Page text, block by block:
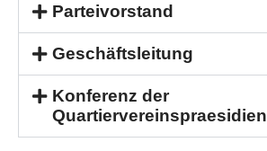
Parteivorstand
Geschäftsleitung
Konferenz der
Quartiervereinspraesidien